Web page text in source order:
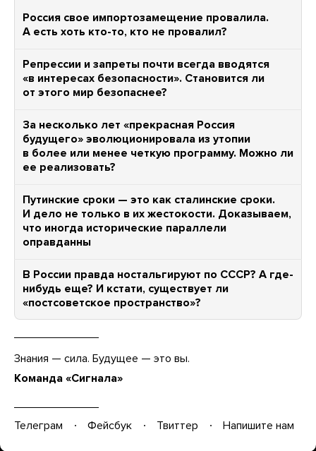
Россия свое импортозамещение провалила.
А есть хоть кто-то, кто не провалил?
Репрессии и запреты почти всегда вводятся
«в интересах безопасности». Становится ли
от этого мир безопаснее?
За несколько лет «прекрасная Россия
будущего» эволюционировала из утопии
в более или менее четкую программу. Можно ли
ее реализовать?
Путинские сроки — это как сталинские сроки.
И дело не только в их жестокости. Доказываем,
что иногда исторические параллели
оправданны
В России правда ностальгируют по СССР? А где-
нибудь еще? И кстати, существует ли
«постсоветское пространство»?
Знания — сила. Будущее — это вы.
Команда «Сигнала»
Телеграм Фейсбук Твиттер Напишите нам